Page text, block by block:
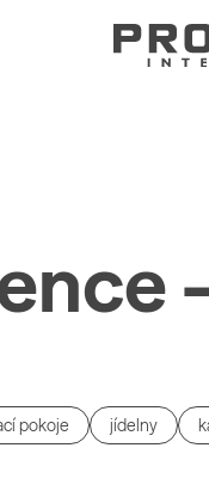
pokoje jídelny